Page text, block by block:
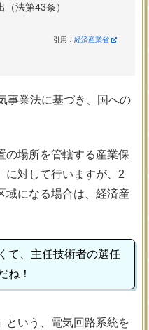
法第43条）
引用：経済産業省
事業法に基づき、国への
の場所を管轄する産業保
に対して行いますが、2
域になる場合は、経済産
て、主任技術者の選任
ね！
という、電気回路系統を